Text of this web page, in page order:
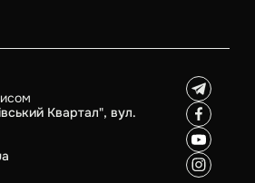
Квартал", вул.